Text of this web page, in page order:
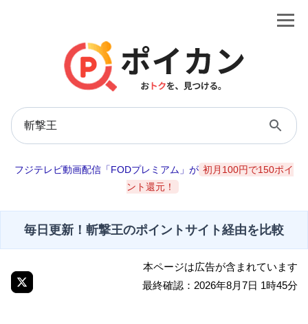
フジテレビ動画配信「FODプレミアム」が 初月100円で150ポイ
ント還元！
毎日更新！斬撃王のポイントサイト経由を比較
本ページは広告が含まれています
最終確認：2026年8月7日 1時45分